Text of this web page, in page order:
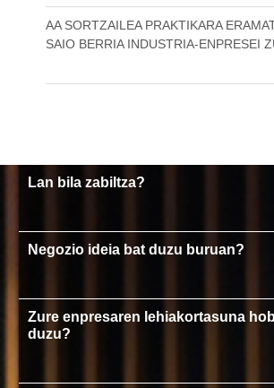
AA SORTZAILEA PRAKTIKARA
SAIO BERRIA INDUSTRIA-ENPRESEI
Lan bila zabiltza?
Negozio ideia bat duzu buruan?
Zure enpresaren lehiakortasuna
duzu?